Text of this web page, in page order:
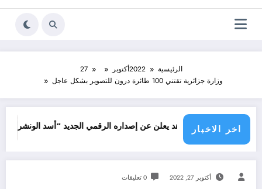
الرئيسية 2022أكتوبر
27
وزارة جزائرية تقتني 100 طائرة درون للتصوير بشكل عاجل
اخر الاخبار
قدور شاهد يعلن عن إصداره الرقمي الجديد “أسد الونشريس” تخليدا لنضال
جرائم
أكتوبر 27, 2022 0 تعليقات